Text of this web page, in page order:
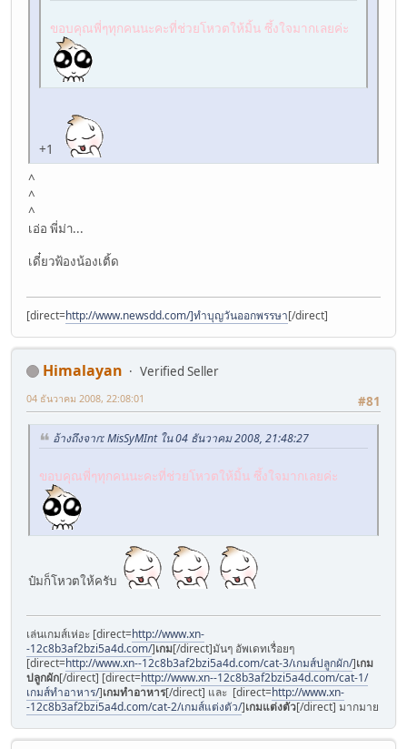
ขอบคุณพี่ๆทุกคนนะคะที่ช่วยโหวตให้มิ้น ซึ้งใจมากเลยค่ะ
+1
^
^
^
เอ่อ พี่ม่า...
เดี๋ยวฟ้องน้องเติ้ด
[direct=http://www.newsdd.com/]ทำบุญวันออกพรรษา[/direct]
Himalayan
Verified Seller
#81
04 ธันวาคม 2008, 22:08:01
อ้างถึงจาก: MisSyMInt ใน 04 ธันวาคม 2008, 21:48:27
ขอบคุณพี่ๆทุกคนนะคะที่ช่วยโหวตให้มิ้น ซึ้งใจมากเลยค่ะ
ป๋มก็โหวตให้ครับ
เล่นเกมส์เห่อะ [direct=http://www.xn-
-12c8b3af2bzi5a4d.com/]เกม[/direct]มันๆ อัพเดทเรื่อยๆ
[direct=http://www.xn--12c8b3af2bzi5a4d.com/cat-3/เกมส์ปลูกผัก/]เกม
ปลูกผัก[/direct] [direct=http://www.xn--12c8b3af2bzi5a4d.com/cat-1/
เกมส์ทําอาหาร/]เกมทําอาหาร[/direct] และ [direct=http://www.xn-
-12c8b3af2bzi5a4d.com/cat-2/เกมส์แต่งตัว/]เกมแต่งตัว[/direct] มากมาย